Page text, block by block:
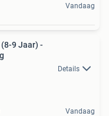
Vandaag
9 Jaar) -
Details
Vandaag